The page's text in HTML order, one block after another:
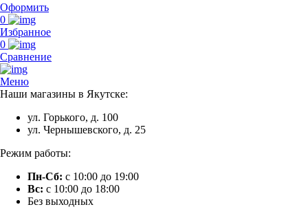
Оформить
0
Избранное
0
Сравнение
Меню
Наши магазины в Якутске:
ул. Горького, д. 100
ул. Чернышевского, д. 25
Режим работы:
Пн-Сб: с 10:00 до 19:00
Вс: с 10:00 до 18:00
Без выходных